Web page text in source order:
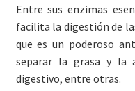
Entre sus enzimas
facilita la digestión de
que es un poderoso
separar la grasa y la
digestivo, entre otras.